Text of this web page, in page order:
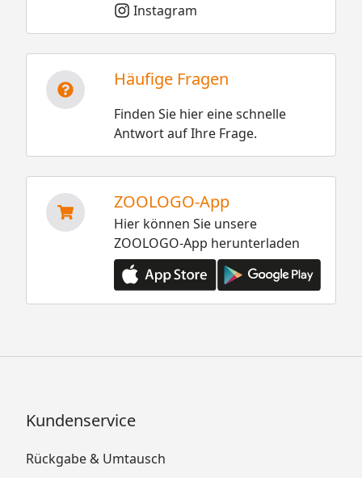
Instagram
Häufige Fragen
Finden Sie hier eine schnelle
Antwort auf Ihre Frage.
ZOOLOGO-App
Hier können Sie unsere
ZOOLOGO-App herunterladen
Kundenservice
Rückgabe & Umtausch